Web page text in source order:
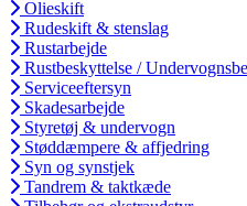
Olieskift
Rudeskift & stenslag
Rustarbejde
Rustbeskyttelse /
Serviceeftersyn
Skadesarbejde
Styretøj & undervogn
Støddæmpere & affjedring
Syn og synstjek
Tandrem & taktkæde